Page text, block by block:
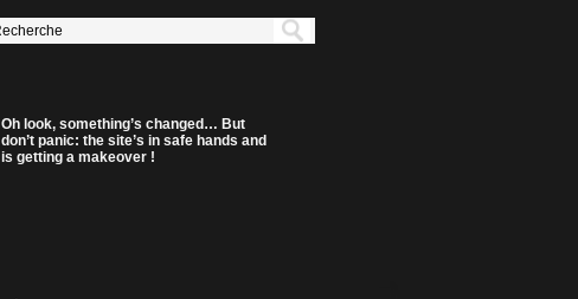
Oh look, something’s changed… But
don’t panic: the site’s in safe hands and
is getting a makeover !